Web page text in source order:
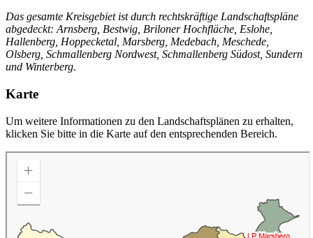
Das gesamte Kreisgebiet ist durch rechtskräftige Landschaftspläne
abgedeckt: Arnsberg, Bestwig, Briloner Hochfläche, Eslohe,
Hallenberg, Hoppecketal, Marsberg, Medebach, Meschede,
Olsberg, Schmallenberg Nordwest, Schmallenberg Südost, Sundern
und Winterberg.
Karte
Um weitere Informationen zu den Landschaftsplänen zu erhalten,
klicken Sie bitte in die Karte auf den entsprechenden Bereich.